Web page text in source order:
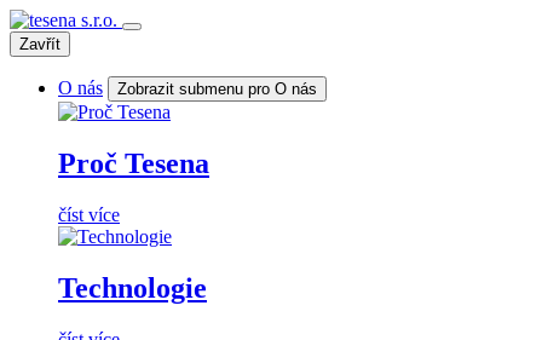
Zavřít
O nás Zobrazit submenu pro O nás
Proč Tesena
číst více
Technologie